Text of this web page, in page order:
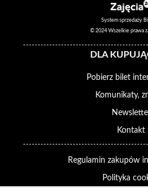
System sprzedaży
© 2024 Wszelkie prawa
DLA
Pobierz bilet
Komunikaty,
Kontakt
Regulamin zakupów
Polityka